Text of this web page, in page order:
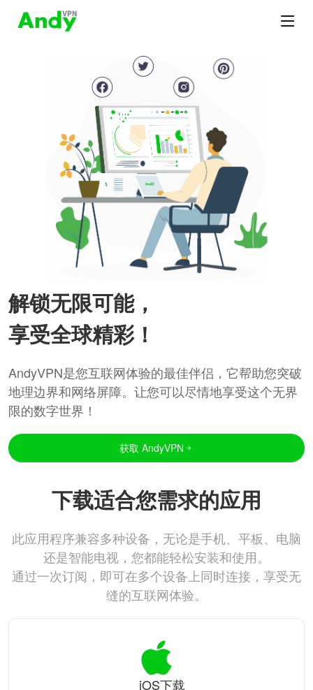
解锁无限可能，
享受全球精彩！
AndyVPN是您互联网体验的最佳伴侣，它帮助您突破
地理边界和网络屏障。让您可以尽情地享受这个无界
限的数字世界！
获取 AndyVPN
下载适合您需求的应用
此应用程序兼容多种设备，无论是手机、平板、电脑
还是智能电视，您都能轻松安装和使用。
通过一次订阅，即可在多个设备上同时连接，享受无
缝的互联网体验。
iOS下载